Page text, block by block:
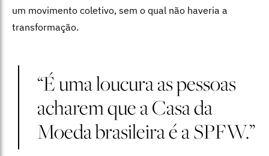
um movimento coletivo, sem o qual não haveria a
transformação.
“É uma loucura as pessoas
acharem que a Casa da
Moeda brasileira é a SPFW.”